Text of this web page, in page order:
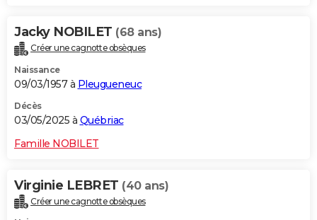
Jacky NOBILET (68 ans)
Créer une cagnotte obsèques
Naissance
09/03/1957 à Pleugueneuc
Décès
03/05/2025 à Québriac
Famille NOBILET
Virginie LEBRET (40 ans)
Créer une cagnotte obsèques